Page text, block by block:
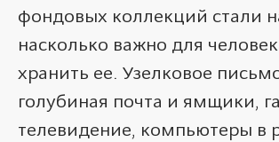
фондовых коллекций стали
насколько важно для
хранить ее. Узелковое
голубиная почта и ямщики,
телевидение, компьютеры в